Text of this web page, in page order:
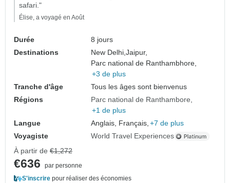
safari."
Élise, a voyagé en Août
Durée
8 jours
Destinations
New Delhi,Jaipur,
Parc national de Ranthambhore,
+3 de plus
Tranche d'âge
Tous les âges sont bienvenus
Régions
Parc national de Ranthambore
+1 de plus
Langue
Anglais, Français, +7 de plus
Voyagiste
World Travel Experiences
À partir de €1,272
€636
par personne
S'inscrire pour réaliser des économies